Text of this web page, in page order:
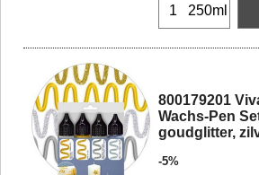
250ml
800179201
Wachs-Pen
goudglitter,
-5%